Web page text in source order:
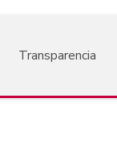
Transparencia